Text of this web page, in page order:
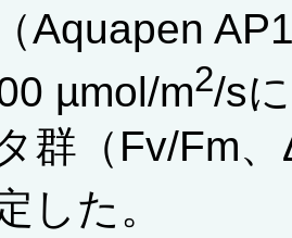
Aquapen
µmol/m2/s
群（Fv/Fm
した。